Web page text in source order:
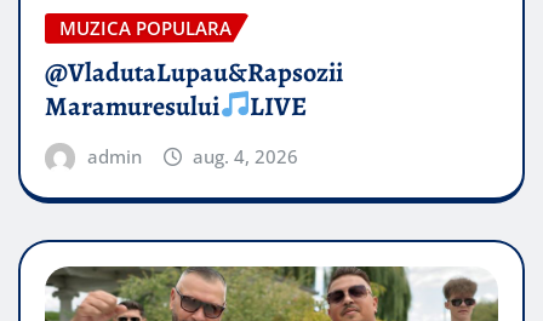
MUZICA POPULARA
@VladutaLupau&Rapsozii
Maramuresului
LIVE
admin aug. 4, 2026